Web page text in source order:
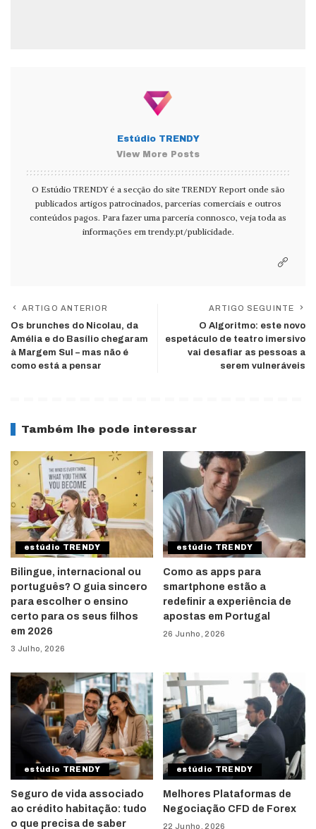
Estúdio TRENDY
View More Posts
O Estúdio TRENDY é a secção do site TRENDY Report onde são
publicados artigos patrocinados, parcerias comerciais e outros
conteúdos pagos. Para fazer uma parceria connosco, veja toda as
informações em trendy.pt/publicidade.
ARTIGO ANTERIOR
Os brunches do Nicolau, da
Amélia e do Basílio chegaram
à Margem Sul – mas não é
como está a pensar
ARTIGO SEGUINTE
O Algoritmo: este novo
espetáculo de teatro imersivo
vai desafiar as pessoas a
serem vulneráveis
Também lhe pode interessar
estúdio TRENDY
Bilingue, internacional ou
português? O guia sincero
para escolher o ensino
certo para os seus filhos
em 2026
3 Julho, 2026
estúdio TRENDY
Como as apps para
smartphone estão a
redefinir a experiência de
apostas em Portugal
26 Junho, 2026
estúdio TRENDY
Seguro de vida associado
ao crédito habitação: tudo
o que precisa de saber
estúdio TRENDY
Melhores Plataformas de
Negociação CFD de Forex
22 Junho, 2026